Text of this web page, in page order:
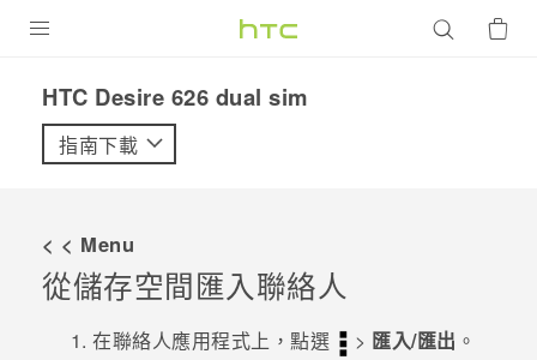
VIVE
配件
HTC Desire 626 dual sim‎
指南下載
< < Menu
從儲存空間匯入聯絡人
在聯絡人應用程式上，點選 > 匯入/匯出 。